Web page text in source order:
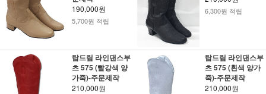
190,000원
5,700원 적립
6,300원 적립
탑드림 라인댄스부
츠 575 (빨강색 양
가죽)-주문제작
210,000원
탑드림 라인댄스부
츠 575 (흰색 양가
죽)-주문제작
210,000원